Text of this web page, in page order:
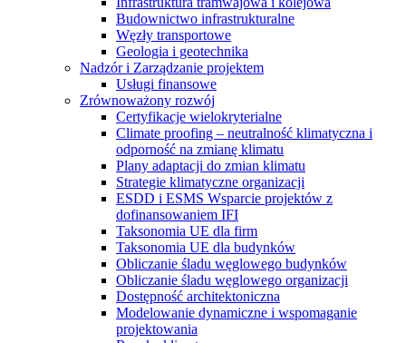
Budownictwo infrastrukturalne
Węzły transportowe
Geologia i geotechnika
Nadzór i Zarządzanie projektem
Usługi finansowe
Zrównoważony rozwój
Certyfikacje wielokryterialne
Climate proofing – neutralność klimatyczna i
odporność na zmianę klimatu
Plany adaptacji do zmian klimatu
Strategie klimatyczne organizacji
ESDD i ESMS Wsparcie projektów z
dofinansowaniem IFI
Taksonomia UE dla firm
Taksonomia UE dla budynków
Obliczanie śladu węglowego budynków
Obliczanie śladu węglowego organizacji
Dostępność architektoniczna
Modelowanie dynamiczne i wspomaganie
projektowania